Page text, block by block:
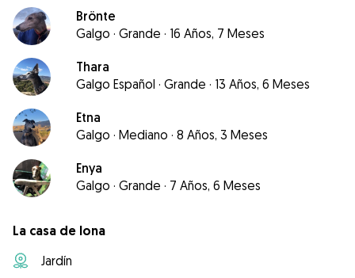
Brönte
Galgo · Grande · 16 Años, 7 Meses
Thara
Galgo Español · Grande · 13 Años, 6 Meses
Etna
Galgo · Mediano · 8 Años, 3 Meses
Enya
Galgo · Grande · 7 Años, 6 Meses
La casa de Iona
Jardín